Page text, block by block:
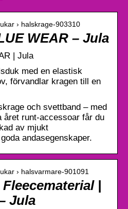
› halskrage-903310
WEAR – Jula
| Jula
med en elastisk
förvandlar kragen till en
och svettband – med
året runt-accessoar får du
av mjukt
andasegenskaper.
› halsvarmare-901091
|
Jula